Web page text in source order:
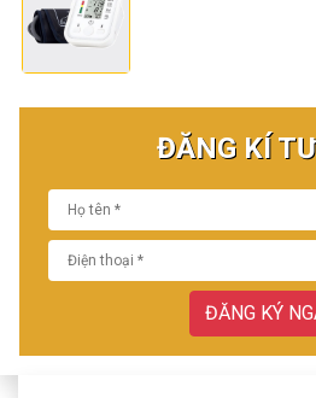
ĐĂNG KÍ
ĐĂNG KÝ